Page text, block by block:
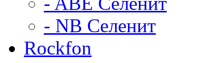
- NB Селенит
Rockfon